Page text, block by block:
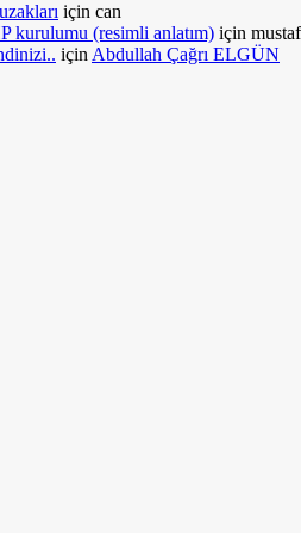
için can
kurulumu (resimli anlatım) için
için Abdullah Çağrı ELGÜN